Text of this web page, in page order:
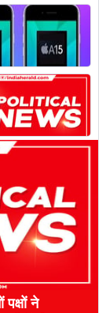
पक्षों ने